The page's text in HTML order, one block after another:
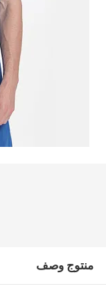
منتوج وصف